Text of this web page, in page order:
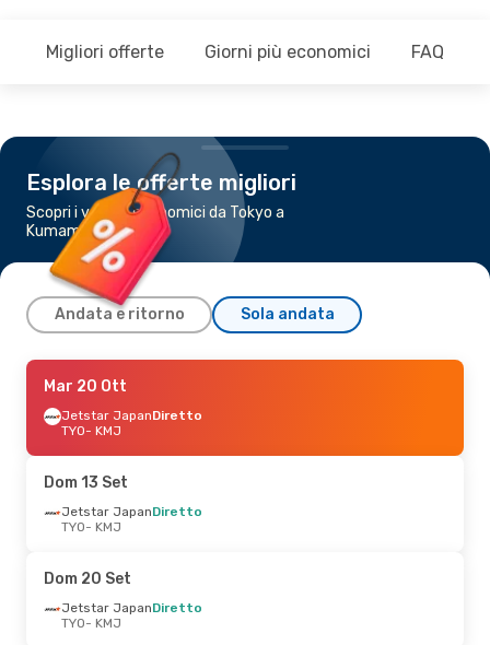
Migliori offerte Giorni più economici FAQ
Esplora le offerte migliori
Scopri i voli più economici da Tokyo a
Kumamoto
Andata e ritorno Sola andata
Sab 5 Set- Dom 6 Set
Jetstar JapanDiretto
TYO- KMJ
KMJ- TYO
Ven 28 Ago- Dom 30 Ago
Jetstar Japan
KMJ- TYO
Mar 20 Ott
Jetstar JapanDiretto
TYO- KMJ
Dom 13 Set
Jetstar JapanDiretto
TYO- KMJ
Dom 20 Set
Jetstar JapanDiretto
TYO- KMJ